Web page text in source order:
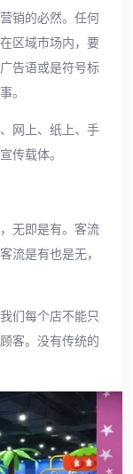
销的必然。任何
区域市场内，要
告语或是符号标
。
网上、纸上、手
传载体。
无即是有。客流
流是有也是无，
们每个店不能只
客。没有传统的